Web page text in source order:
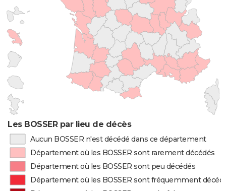
Les BOSSER par lieu de décès
Aucun BOSSER n'est décédé dans ce département
Département où les BOSSER sont rarement décédés
Département où les BOSSER sont peu décédés
Département où les BOSSER sont fréquemment